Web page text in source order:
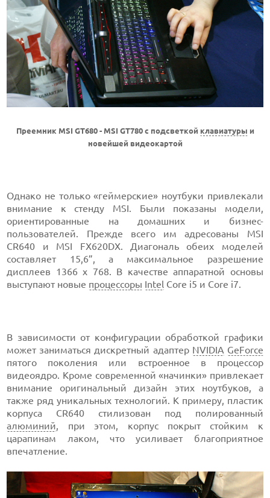
Преемник MSI GT680 - MSI GT780 с подсветкой клавиатуры и
новейшей видеокартой
Однако не только «геймерские» ноутбуки привлекали
внимание к стенду MSI. Были показаны модели,
ориентированные на домашних и бизнес-
пользователей. Прежде всего им адресованы MSI
CR640 и MSI FX620DX. Диагональ обеих моделей
составляет 15,6”, а максимальное разрешение
дисплеев 1366 x 768. В качестве аппаратной основы
выступают новые процессоры Intel Core i5 и Core i7.
В зависимости от конфигурации обработкой графики
может заниматься дискретный адаптер NVIDIA GeForce
пятого поколения или встроенное в процессор
видеоядро. Кроме современной «начинки» привлекает
внимание оригинальный дизайн этих ноутбуков, а
также ряд уникальных технологий. К примеру, пластик
корпуса CR640 стилизован под полированный
алюминий, при этом, корпус покрыт стойким к
царапинам лаком, что усиливает благоприятное
впечатление.